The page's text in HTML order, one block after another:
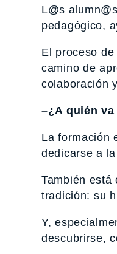
L@s
pedagógico,
El proceso
camino de
colaboración
–¿A quién
La formación
dedicarse a
También
tradición: su
Y,
descubrirse,